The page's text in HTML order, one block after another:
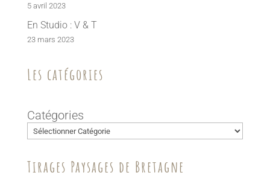
5 avril 2023
En Studio : V & T
23 mars 2023
Les catégories
Catégories
Tirages Paysages de Bretagne